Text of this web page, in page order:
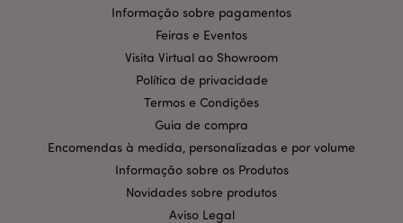
Informação sobre pagamentos
Feiras e Eventos
Visita Virtual ao Showroom
Política de privacidade
Termos e Condições
Guia de compra
Encomendas à medida, personalizadas e por volume
Informação sobre os Produtos
Novidades sobre produtos
Aviso Legal
Os cookies estritamente necessários permitem
funcionalidades centrais do website, tais como login
de utilizador e gestão de conta. O sítio web não
pode ser utilizado correctamente sem os cookies
estritamente necessários.
CookieScriptConsent
.puckator.pt